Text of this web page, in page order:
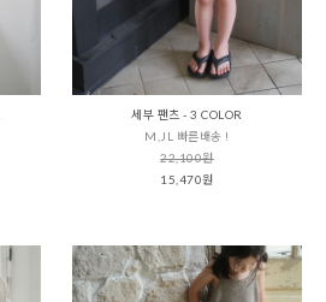
세부 팬츠 - 3 COLOR
M,JL 빠른배송 !
22,100원
15,470원